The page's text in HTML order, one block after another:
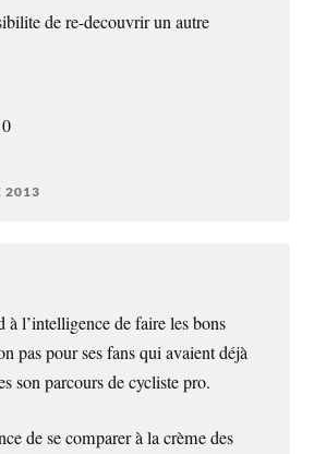
de re-decouvrir un autre
0
2013
à l’intelligence de faire les bons
pas pour ses fans qui avaient déjà
son parcours de cycliste pro.
de se comparer à la crème des